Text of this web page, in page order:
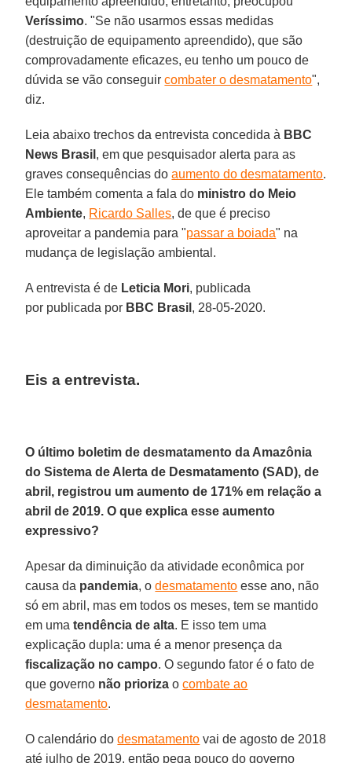
Veríssimo. "Se não usarmos essas medidas
(destruição de equipamento apreendido), que são
comprovadamente eficazes, eu tenho um pouco de
dúvida se vão conseguircombater o desmatamento",
diz.
Leia abaixo trechos da entrevista concedida à BBC
News Brasil , em que pesquisador alerta para as
graves consequências doaumento do desmatamento.
Ele também comenta a fala do ministro do Meio
Ambiente, Ricardo Salles, de que é preciso
aproveitar a pandemia para "passar a boiada" na
mudança de legislação ambiental.
A entrevista é de Leticia Mori, publicada
por publicada por BBC Brasil , 28-05-2020.
Eis a entrevista.
O último boletim de desmatamento da Amazônia
do Sistema de Alerta de Desmatamento (SAD), de
abril, registrou um aumento de 171% em relação a
abril de 2019. O que explica esse aumento
expressivo?
Apesar da diminuição da atividade econômica por
causa da pandemia, odesmatamento esse ano, não
só em abril, mas em todos os meses, tem se mantido
em umatendência de alta. E isso tem uma
explicação dupla: uma é a menor presença da
fiscalização no campo. O segundo fator é o fato de
que governo não prioriza ocombate ao
desmatamento.
O calendário dodesmatamento vai de agosto de 2018
até julho de 2019, então pega pouco do governo